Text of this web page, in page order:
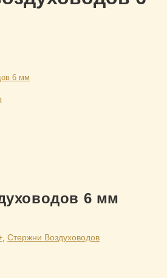
6 мм
6 мм
Стержни Воздуховодов